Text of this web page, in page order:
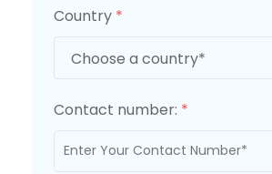
Country *
Contact number: *